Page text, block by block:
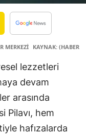
MERKEZİ KAYNAK: (HABER
lezzetleri
devam
arasında
Pilavı, hem
hafızalarda